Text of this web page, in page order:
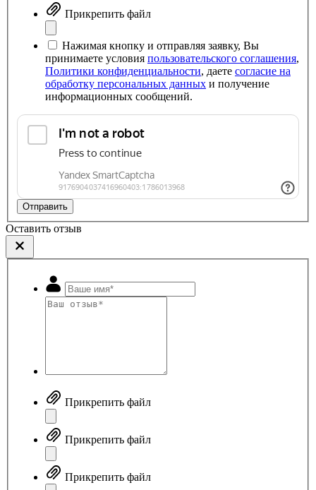
Прикрепить файл
Нажимая кнопку и отправляя заявку, Вы
принимаете условия пользовательского соглашения,
Политики конфиденциальности, даете согласие на
обработку персональных данных и получение
информационных сообщений.
Отправить
Оставить отзыв
Прикрепить файл
Прикрепить файл
Прикрепить файл